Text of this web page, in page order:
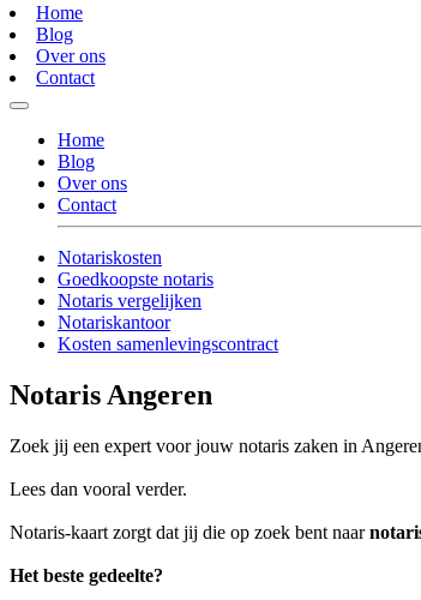
Home
Blog
Over ons
Contact
Home
Blog
Over ons
Contact
Notariskosten
Goedkoopste notaris
Notaris vergelijken
Notariskantoor
Kosten samenlevingscontract
Notaris Angeren
Zoek jij een expert voor jouw notaris zaken in
Lees dan vooral verder.
Notaris-kaart zorgt dat jij die op zoek bent naar
Het beste gedeelte?